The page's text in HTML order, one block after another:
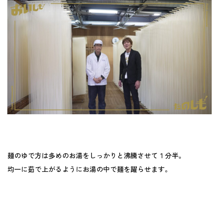
麺のゆで方は多めのお湯をしっかりと沸騰させて１分半。
均一に茹で上がるようにお湯の中で麺を躍らせます。